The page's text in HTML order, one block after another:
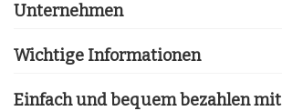
Unternehmen
Wichtige Informationen
Einfach und bequem bezahlen mit